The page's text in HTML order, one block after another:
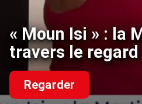
« Moun Isi » : la
travers le regard
Regarder